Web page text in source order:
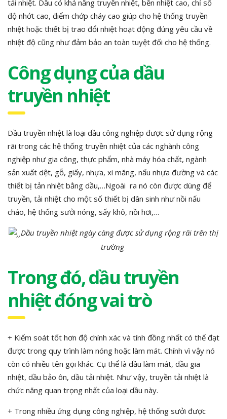
tải nhiệt. Dầu có khả năng truyền nhiệt, bền nhiệt cao, chỉ số
độ nhớt cao, điểm chớp cháy cao giúp cho hệ thống truyền
nhiệt hoặc thiết bị trao đổi nhiệt hoạt động đúng yêu cầu về
nhiệt độ cũng như đảm bảo an toàn tuyệt đối cho hệ thống.
Công dụng của dầu
truyền nhiệt
Dầu truyền nhiệt là loại dầu công nghiệp được sử dụng rộng
rãi trong các hệ thống truyền nhiệt của các nghành công
nghiệp như gia công, thực phẩm, nhà máy hóa chất, ngành
sản xuất dệt, gỗ, giấy, nhựa, xi măng, nấu nhựa đường và các
thiết bị tản nhiệt bằng dầu,…Ngoài ra nó còn được dùng để
truyền, tải nhiệt cho một số thiết bị dân sinh như nồi nấu
cháo, hệ thống sưởi nóng, sấy khô, nồi hơi,…
Dầu truyền nhiệt ngày càng được sử dụng rộng rãi trên thị
trường
Trong đó,dầu truyền
nhiệtđóng vai trò
+ Kiểm soát tốt hơn độ chính xác và tính đồng nhất có thể đạt
được trong quy trình làm nóng hoặc làm mát. Chính vì vậy nó
còn có nhiều tên gọi khác. Cụ thể là dầu làm mát, dầu gia
nhiệt, dầu bảo ôn, dầu tải nhiệt. Như vậy, truyền tải nhiệt là
chức năng quan trọng nhất của loại dầu này.
+ Trong nhiều ứng dụng công nghiệp, hệ thống sưởi được